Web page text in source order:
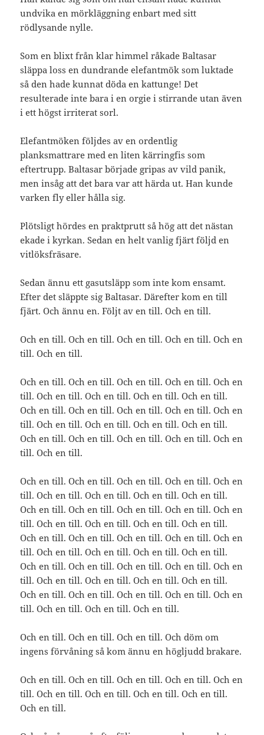
undvika en mörkläggning enbart med sitt
rödlysande nylle.
Som en blixt från klar himmel råkade Baltasar
släppa loss en dundrande elefantmök som luktade
så den hade kunnat döda en kattunge! Det
resulterade inte bara i en orgie i stirrande utan även
i ett högst irriterat sorl.
Elefantmöken följdes av en ordentlig
planksmattrare med en liten kärringfis som
eftertrupp. Baltasar började gripas av vild panik,
men insåg att det bara var att härda ut. Han kunde
varken fly eller hålla sig.
Plötsligt hördes en praktprutt så hög att det nästan
ekade i kyrkan. Sedan en helt vanlig fjärt följd en
vitlöksfräsare.
Sedan ännu ett gasutsläpp som inte kom ensamt.
Efter det släppte sig Baltasar. Därefter kom en till
fjärt. Och ännu en. Följt av en till. Och en till.
Och en till. Och en till. Och en till. Och en till. Och en
till. Och en till.
Och en till. Och en till. Och en till. Och en till. Och en
till. Och en till. Och en till. Och en till. Och en till.
Och en till. Och en till. Och en till. Och en till. Och en
till. Och en till. Och en till. Och en till. Och en till.
Och en till. Och en till. Och en till. Och en till. Och en
till. Och en till.
Och en till. Och en till. Och en till. Och en till. Och en
till. Och en till. Och en till. Och en till. Och en till.
Och en till. Och en till. Och en till. Och en till. Och en
till. Och en till. Och en till. Och en till. Och en till.
Och en till. Och en till. Och en till. Och en till. Och en
till. Och en till. Och en till. Och en till. Och en till.
Och en till. Och en till. Och en till. Och en till. Och en
till. Och en till. Och en till. Och en till. Och en till.
Och en till. Och en till. Och en till. Och en till. Och en
till. Och en till. Och en till. Och en till.
Och en till. Och en till. Och en till. Och döm om
ingens förvåning så kom ännu en högljudd brakare.
Och en till. Och en till. Och en till. Och en till. Och en
till. Och en till. Och en till. Och en till. Och en till.
Och en till.